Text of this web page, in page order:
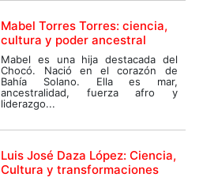
Mabel Torres Torres: ciencia,
cultura y poder ancestral
Mabel es una hija destacada del
Chocó. Nació en el corazón de
Bahía Solano. Ella es mar,
ancestralidad, fuerza afro y
liderazgo...
Luis José Daza López: Ciencia,
Cultura y transformaciones